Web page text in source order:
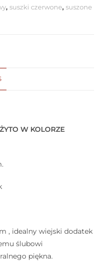
,suszki czerwone,suszone
W KOLORZE
, idealny wiejski dodatek
ślubowi
piękna.